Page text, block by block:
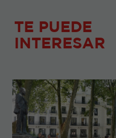
TE PUEDE
INTERESAR